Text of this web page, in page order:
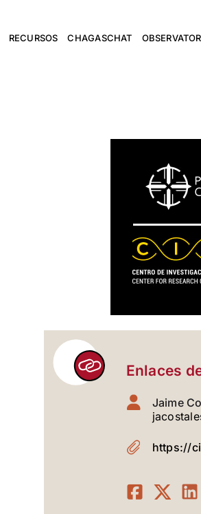
RECURSOS CHAGASCHAT
Enlaces
Jaime
https://